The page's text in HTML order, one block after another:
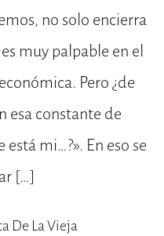
no solo encierra
muy palpable en el
Pero ¿de
esa constante de
mi…?». En eso se
[…]
De La Vieja